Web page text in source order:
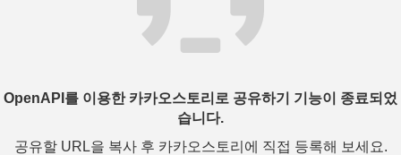
OpenAPI를 이용한 카카오스토리로 공유하기 기능이 종료되었
습니다.
공유할 URL을 복사 후 카카오스토리에 직접 등록해 보세요.